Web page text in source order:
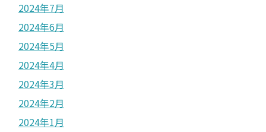
2024年7月
2024年6月
2024年5月
2024年4月
2024年3月
2024年2月
2024年1月